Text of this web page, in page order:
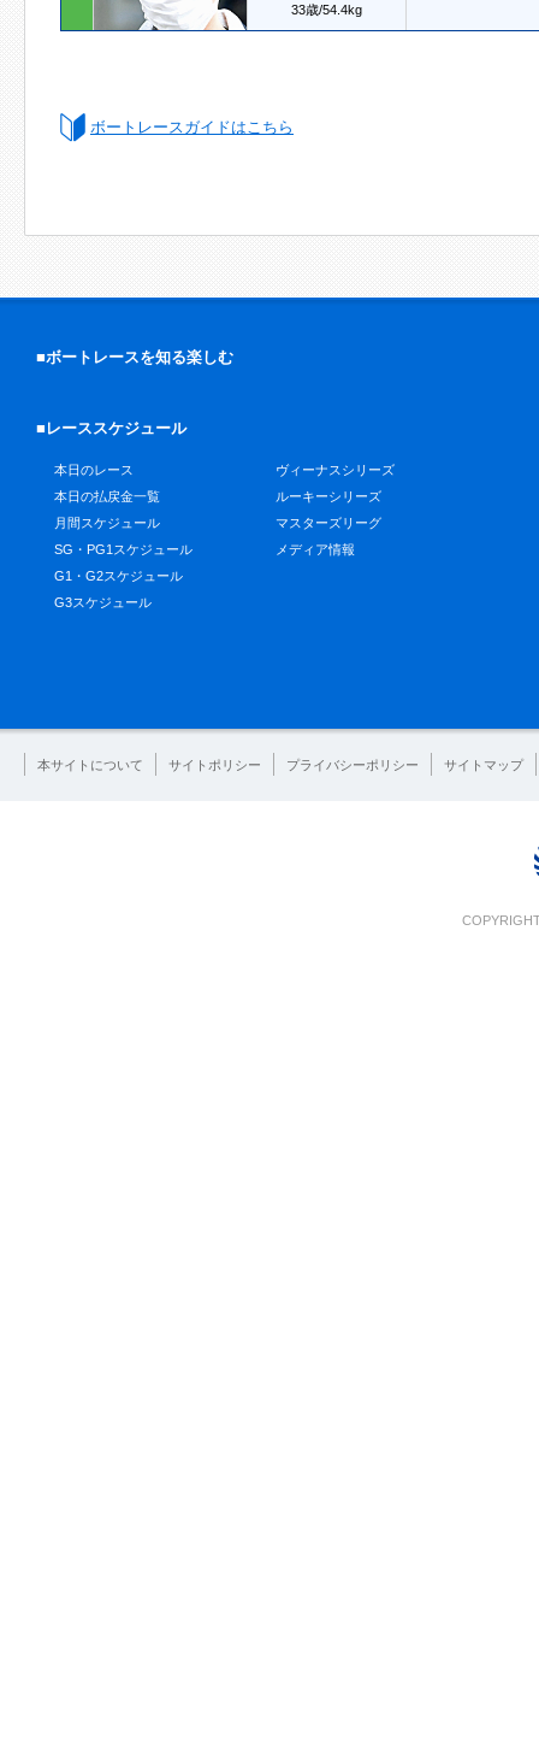
33歳/54.4kg
ボートレースガイドはこちら
■ボートレースを知る楽しむ
■レーススケジュール
本日のレース
本日の払戻金一覧
月間スケジュール
SG・PG1スケジュール
G1・G2スケジュール
G3スケジュール
ヴィーナスシリーズ
ルーキーシリーズ
マスターズリーグ
メディア情報
本サイトについて サイトポリシー プライバシーポリシー サイトマップ